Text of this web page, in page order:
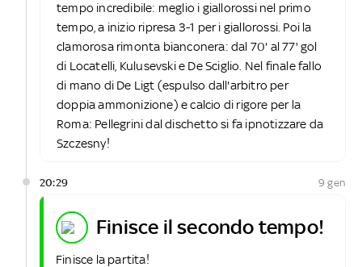
tempo incredibile: meglio i giallorossi nel primo
tempo, a inizio ripresa 3-1 per i giallorossi. Poi la
clamorosa rimonta bianconera: dal 70' al 77' gol
di Locatelli, Kulusevski e De Sciglio. Nel finale fallo
di mano di De Ligt (espulso dall'arbitro per
doppia ammonizione) e calcio di rigore per la
Roma: Pellegrini dal dischetto si fa ipnotizzare da
Szczesny!
20:29 9 gen
finisce il secondo tempo!
Finisce la partita!